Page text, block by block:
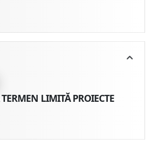
TERMEN LIMITĂ PROIECTE